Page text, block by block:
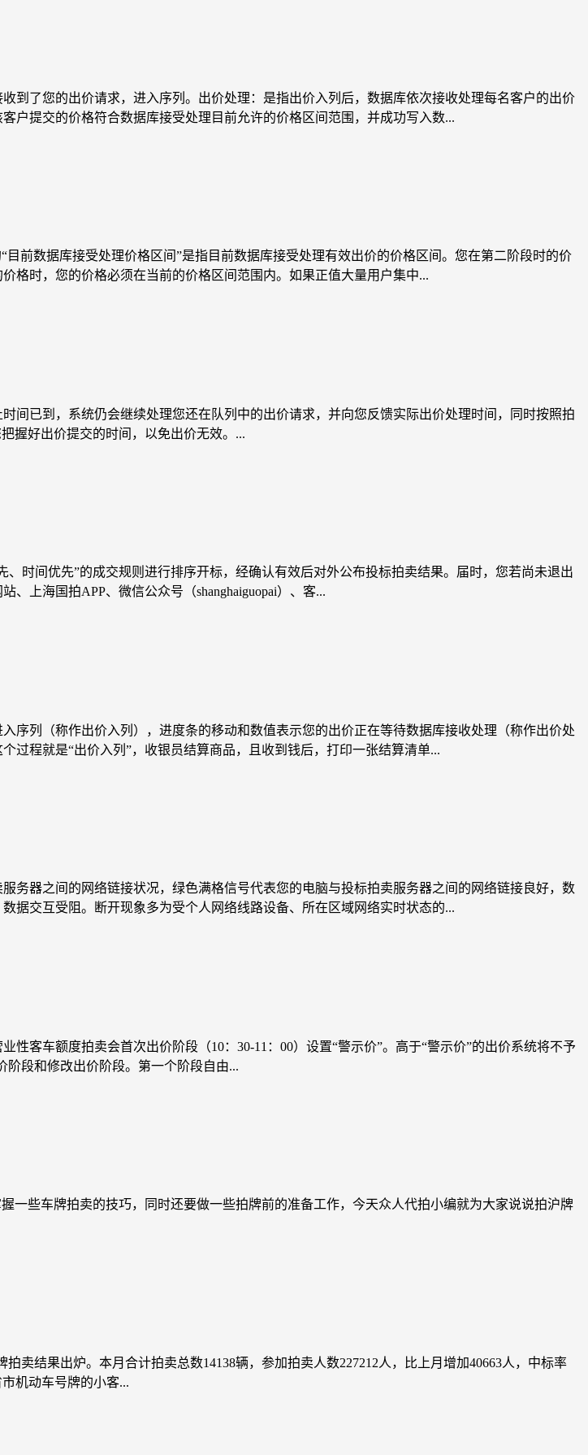
到了您的出价请求，进入序列。出价处理：是指出价入列后，数据库依次接收处理每名客户的出价
户提交的价格符合数据库接受处理目前允许的价格区间范围，并成功写入数...
前数据库接受处理价格区间”是指目前数据库接受处理有效出价的价格区间。您在第二阶段时的价
格时，您的价格必须在当前的价格区间范围内。如果正值大量用户集中...
间已到，系统仍会继续处理您还在队列中的出价请求，并向您反馈实际出价处理时间，同时按照拍
握好出价提交的时间，以免出价无效。...
时间优先”的成交规则进行排序开标，经确认有效后对外公布投标拍卖结果。届时，您若尚未退出
上海国拍APP、微信公众号（shanghaiguopai）、客...
序列（称作出价入列），进度条的移动和数值表示您的出价正在等待数据库接收处理（称作出价处
过程就是“出价入列”，收银员结算商品，且收到钱后，打印一张结算清单...
务器之间的网络链接状况，绿色满格信号代表您的电脑与投标拍卖服务器之间的网络链接良好，数
据交互受阻。断开现象多为受个人网络线路设备、所在区域网络实时状态的...
客车额度拍卖会首次出价阶段（10：30-11：00）设置“警示价”。高于“警示价”的出价系统将不予
阶段和修改出价阶段。第一个阶段自由...
一些车牌拍卖的技巧，同时还要做一些拍牌前的准备工作，今天众人代拍小编就为大家说说拍沪牌
卖结果出炉。本月合计拍卖总数14138辆，参加拍卖人数227212人，比上月增加40663人，中标率
机动车号牌的小客...